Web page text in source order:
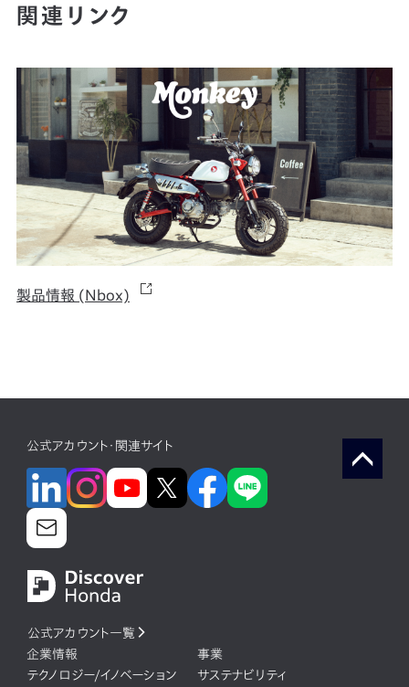
関連リンク
製品情報 (Nbox)
公式アカウント・関連サイト
公式アカウント一覧
企業情報
事業
テクノロジー/イノベーション
サステナビリティ